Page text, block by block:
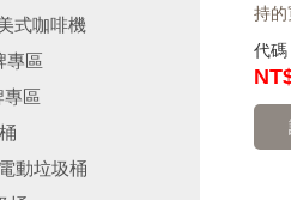
式咖啡機
專區
專區
動垃圾桶
持的
代碼
NT